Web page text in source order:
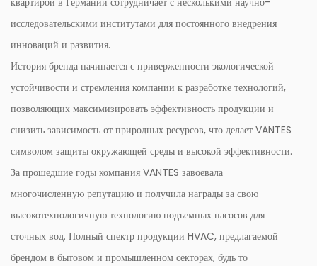
Насосная станция предназначена для перекачивания
сточных вод без металлических предметов (например,
зажимов и шпилек), камней, строительных материалов и
крупных тканей, обеспечивая бесперебойную и
бесперебойную работу.
исследовательскими институтами для постоянного внедрения
инноваций и развития.
История бренда начинается с приверженности экологической
устойчивости и стремления компании к разработке технологий,
позволяющих максимизировать эффективность продукции и
снизить зависимость от природных ресурсов, что делает VANTES
символом защиты окружающей среды и высокой эффективности.
За прошедшие годы компания VANTES завоевала
многочисленную репутацию и получила награды за свою
высокотехнологичную технологию подъемных насосов для
сточных вод. Полный спектр продукции HVAC, предлагаемой
брендом в бытовом и промышленном секторах, будь то